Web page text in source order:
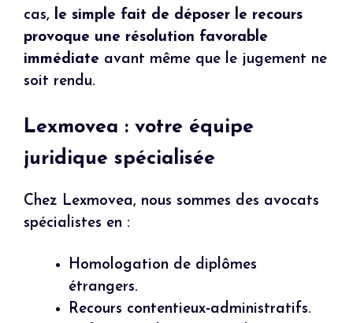
cas,
le simple fait de déposer le recours
provoque une résolution favorable
immédiate avant même que le jugement ne
soit rendu.
Lexmovea : votre équipe
juridique spécialisée
Chez Lexmovea, nous sommes des avocats
spécialistes en :
Homologation de diplômes
étrangers.
Recours contentieux-administratifs.